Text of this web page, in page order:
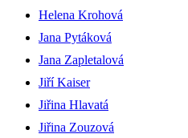
Helena Krohová
Jana Pytáková
Jana Zapletalová
Jiří Kaiser
Jiřina Hlavatá
Jiřina Zouzová